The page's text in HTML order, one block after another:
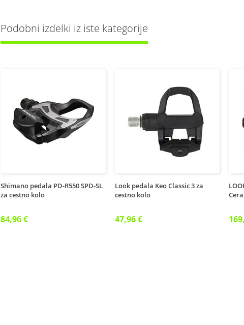
Podobni izdelki iz iste kategorije
Shimano pedala PD-R550 SPD-SL
za cestno kolo
84,96 €
Look pedala Keo Classic 3 za
cestno kolo
47,96 €